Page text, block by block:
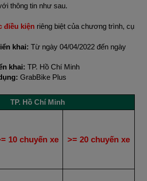
thông tin như sau.
điều kiện riêng biệt của chương trình, cụ
khai: Từ ngày 04/04/2022 đến ngày
khai: TP. Hồ Chí Minh
GrabBike Plus
TP. Hồ Chí Minh
10 chuyến xe >= 20 chuyến xe